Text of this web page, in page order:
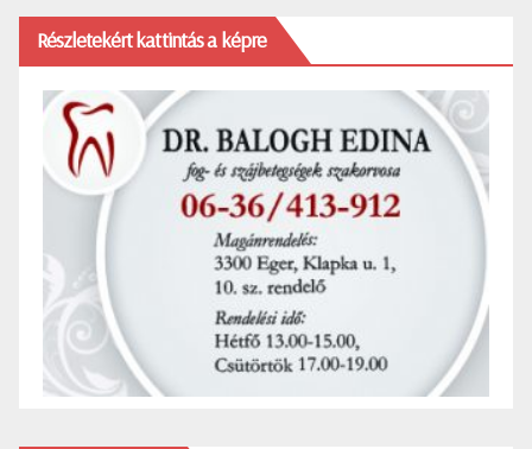
Részletekért kattintás a képre